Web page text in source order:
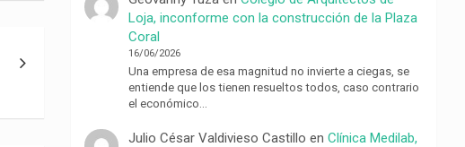
Loja, inconforme con la construcción de la Plaza
Coral
16/06/2026
Una empresa de esa magnitud no invierte a ciegas, se
entiende que los tienen resueltos todos, caso contrario
el económico…
Julio César Valdivieso Castillo enClínica Medilab,